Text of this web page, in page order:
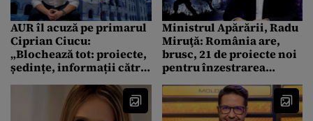
AUR îl acuză pe primarul
Ciprian Ciucu:
„Blochează tot: proiecte,
ședințe, informații către
Ministrul Apărării, Radu
Miruţă: România are,
brusc, 21 de proiecte noi
pentru înzestrarea